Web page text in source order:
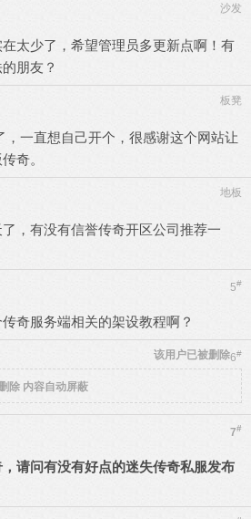
沙发
太少了，希望管理员多更新点啊！有
朋友？
板凳
，一直想自己开个，很感谢这个网站让
奇。
地板
，有没有信誉传奇开区公司推荐一
5#
奇服务端相关的架设教程啊？
6#
该用户已被删除
除 内容自动屏蔽
7#
请问有没有好点的迷失传奇私服发布